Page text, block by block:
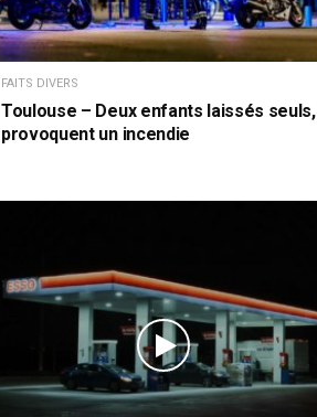
FAITS DIVERS
Toulouse – Deux enfants laissés seuls,
provoquent un incendie